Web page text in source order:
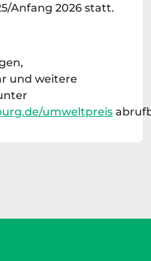
Anfang 2026 statt.
und weitere
umweltpreis